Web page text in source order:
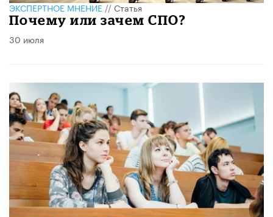
ЭКСПЕРТНОЕ МНЕНИЕ//Статья
Почему или зачем СПО?
30 июля